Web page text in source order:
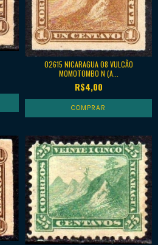
02615 NICARAGUA 08 VULCÃO
MOMOTOMBO N (A...
R$4,00